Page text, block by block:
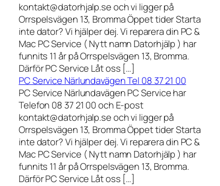
kontakt@datorhjalp.se och vi ligger på
Orrspelsvägen 13, Bromma Öppet tider Starta
inte dator? Vi hjälper dej. Vi reparera din PC &
Mac PC Service ( Nytt namn Datorhjälp ) har
funnits 11 år på Orrspelsvägen 13, Bromma.
Därför PC Service Låt oss […]
PC Service Närlundavägen Tel 08 37 21 00
PC Service Närlundavägen PC Service har
Telefon 08 37 21 00 och E-post
kontakt@datorhjalp.se och vi ligger på
Orrspelsvägen 13, Bromma Öppet tider Starta
inte dator? Vi hjälper dej. Vi reparera din PC &
Mac PC Service ( Nytt namn Datorhjälp ) har
funnits 11 år på Orrspelsvägen 13, Bromma.
Därför PC Service Låt oss […]